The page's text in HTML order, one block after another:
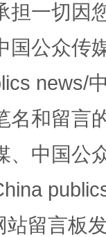
规模
担一切因
国公众传
news/
名和留言
、中国公
留言板